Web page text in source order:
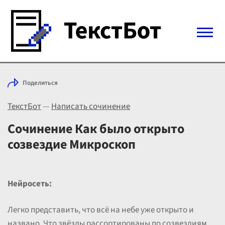
Войти с Telegram
Выбрать режим
Цены
Поделиться
ТекстБот—Написать сочинение
Сочинение Как было открыто
созвездие Микроскоп
Нейросеть:
Легко представить, что всё на небе уже открыто и